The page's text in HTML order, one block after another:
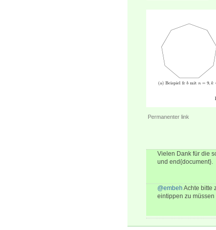
Permanenter link
Vielen Dank für die
und end{document}.
@embeh Achte bitte
eintippen zu